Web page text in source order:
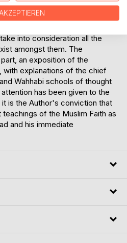
into consideration all the
amongst them. The
an exposition of the
with explanations of the chief
Wahhabi schools of thought
has been given to the
is the Author's conviction that
of the Muslim Faith as
and his immediate